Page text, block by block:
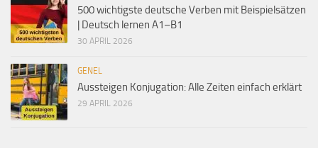
500 wichtigste deutsche Verben mit Beispielsätzen
| Deutsch lernen A1–B1
30 APRIL 2026
GENEL
Aussteigen Konjugation: Alle Zeiten einfach erklärt
29 APRIL 2026